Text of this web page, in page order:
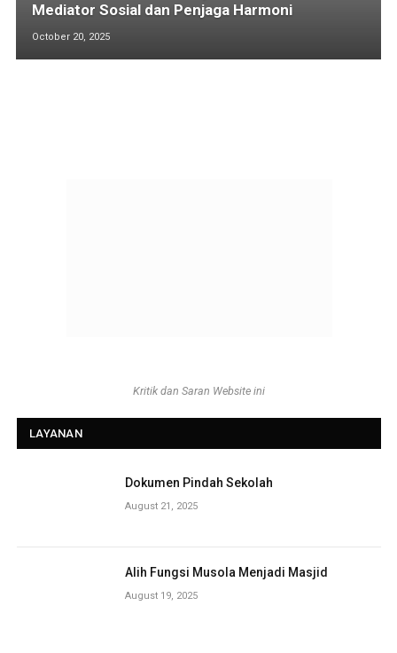
Mediator Sosial dan Penjaga Harmoni
October 20, 2025
Kritik dan Saran Website ini
LAYANAN
Dokumen Pindah Sekolah
August 21, 2025
Alih Fungsi Musola Menjadi Masjid
August 19, 2025